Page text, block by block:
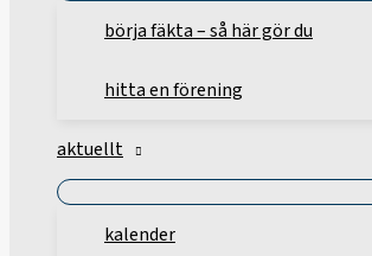
börja fäkta – så här gör du
hitta en förening
aktuellt
kalender